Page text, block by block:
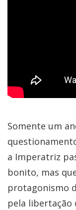
Somente um
a Imperatriz
bonito, mas
protagonismo
pela libertação